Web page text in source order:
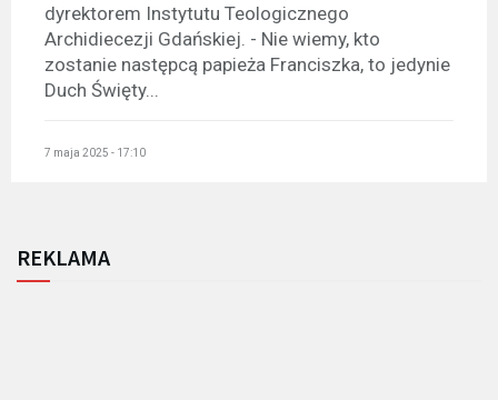
dyrektorem Instytutu Teologicznego
Archidiecezji Gdańskiej. - Nie wiemy, kto
zostanie następcą papieża Franciszka, to jedynie
Duch Święty...
7 maja 2025 - 17:10
REKLAMA